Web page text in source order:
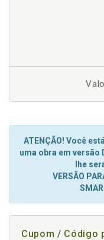
ATENÇÃO! Você
uma obra em versão
lhe
VERSÃO
Cupom / Código